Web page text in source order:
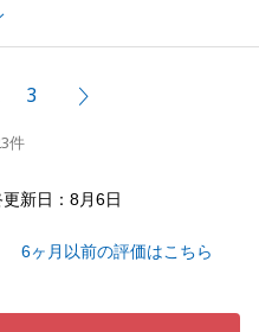
ます。
のご成約に結びつけるこ
3
件
新日：8月6日
6ヶ月以前の評価はこちら